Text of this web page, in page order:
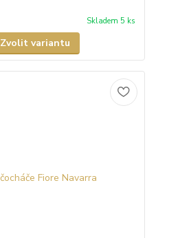
Skladem 5 ks
Zvolit variantu